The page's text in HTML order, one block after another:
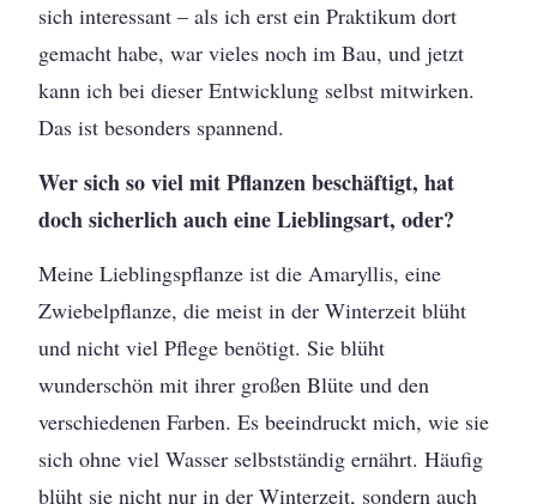
sich interessant – als ich erst ein Praktikum dort
gemacht habe, war vieles noch im Bau, und jetzt
kann ich bei dieser Entwicklung selbst mitwirken.
Das ist besonders spannend.
Wer sich so viel mit Pflanzen beschäftigt, hat
doch sicherlich auch eine Lieblingsart, oder?
Meine Lieblingspflanze ist die Amaryllis, eine
Zwiebelpflanze, die meist in der Winterzeit blüht
und nicht viel Pflege benötigt. Sie blüht
wunderschön mit ihrer großen Blüte und den
verschiedenen Farben. Es beeindruckt mich, wie sie
sich ohne viel Wasser selbstständig ernährt. Häufig
blüht sie nicht nur in der Winterzeit, sondern auch